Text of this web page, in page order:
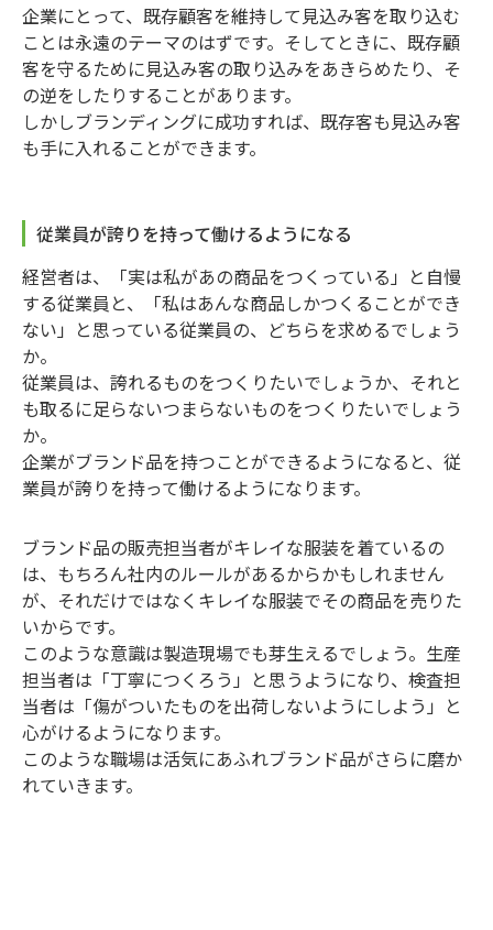
企業にとって、既存顧客を維持して見込み客を取り込む
ことは永遠のテーマのはずです。そしてときに、既存顧
客を守るために見込み客の取り込みをあきらめたり、そ
の逆をしたりすることがあります。
しかしブランディングに成功すれば、既存客も見込み客
も手に入れることができます。
従業員が誇りを持って働けるようになる
経営者は、「実は私があの商品をつくっている」と自慢
する従業員と、「私はあんな商品しかつくることができ
ない」と思っている従業員の、どちらを求めるでしょう
か。
従業員は、誇れるものをつくりたいでしょうか、それと
も取るに足らないつまらないものをつくりたいでしょう
か。
企業がブランド品を持つことができるようになると、従
業員が誇りを持って働けるようになります。
ブランド品の販売担当者がキレイな服装を着ているの
は、もちろん社内のルールがあるからかもしれません
が、それだけではなくキレイな服装でその商品を売りた
いからです。
このような意識は製造現場でも芽生えるでしょう。生産
担当者は「丁寧につくろう」と思うようになり、検査担
当者は「傷がついたものを出荷しないようにしよう」と
心がけるようになります。
このような職場は活気にあふれブランド品がさらに磨か
れていきます。